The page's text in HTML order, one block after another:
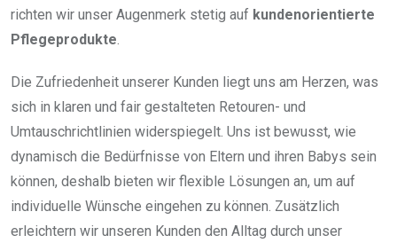
richten wir unser Augenmerk stetig auf kundenorientierte
Pflegeprodukte.
Die Zufriedenheit unserer Kunden liegt uns am Herzen, was
sich in klaren und fair gestalteten Retouren- und
Umtauschrichtlinien widerspiegelt. Uns ist bewusst, wie
dynamisch die Bedürfnisse von Eltern und ihren Babys sein
können, deshalb bieten wir flexible Lösungen an, um auf
individuelle Wünsche eingehen zu können. Zusätzlich
erleichtern wir unseren Kunden den Alltag durch unser